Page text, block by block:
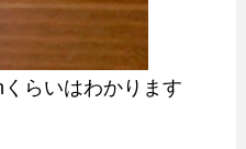
らいはわかります